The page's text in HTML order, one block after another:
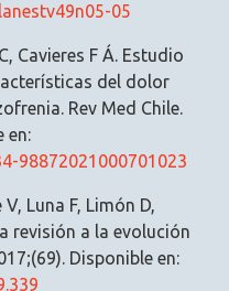
05
Cavieres F Á. Estudio
del dolor
Rev Med Chile.
en:
98872021000701023
Luna F, Limón D,
revisión a la evolución
Disponible en: